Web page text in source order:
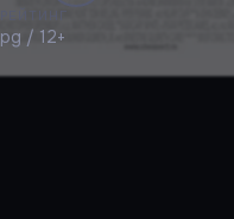
РЕЙТИНГ
pg / 12+